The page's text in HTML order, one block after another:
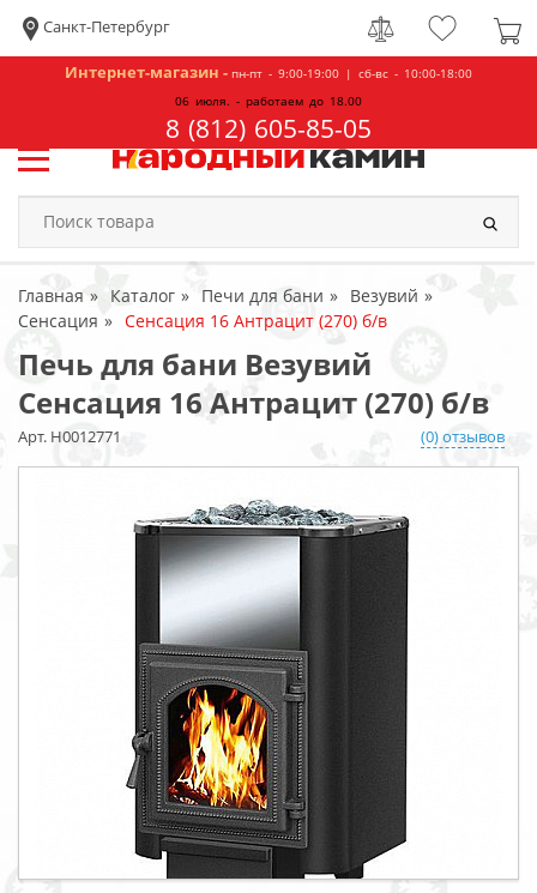
Санкт-Петербург
Интернет-магазин - пн-пт - 9:00-19:00 | сб-вс - 10:00-18:00
06 июля. - работаем до 18.00
8 (812) 605-85-05
Главная Каталог Печи для бани
Везувий
Сенсация
Сенсация 16 Антрацит (270) б/в
Печь для бани Везувий
Сенсация 16 Антрацит (270) б/в
Арт. Н0012771 (0) отзывов